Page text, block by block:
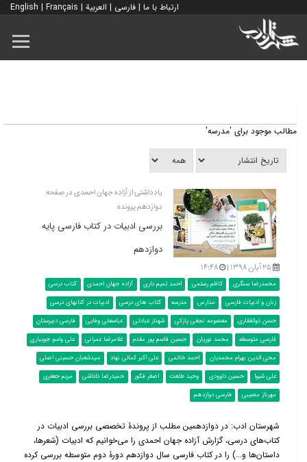
ارتباط با ما | فارسی | العربية |
English | Français
مطالب موجود برای 'مدرسه'
یادداشتی از آزاده جهان احمدی در صفحه
دوازدهم پرونده
بررسی ادبیات در کتاب فارسی پایه
دوازدهم
۲۵ آبان ۱۳۹۸ | ۱۴:۴۸
محمدرضا سنگری کاظم رستمی احمد تمیم داری آزاده جهان احمدی
کتاب درسی
زبان و ادبیات فارسی
مدارس مدرسه کتاب های درسی
ادبیات در کتابهای درسی
حسن ذوالفقاری
معصومه نجفی پازکی شهناز عبادتی عباسعلی وفایی
فارسی دبیرستان
فارسی متوسطه
محمد نوریان حسین قاسم پور مقدم غلامرضا عمرانی
علی واسو جویباری
محی الدین بهرام محمدیان
احمد خاتمی علی اکبر کمالی نهاد
سیدشعبان حسینی اصلی
علی شیوا
حسین داوودی وحید طلعت اصغر فکور حمیدرضا داداشی
مریم جعفری
مهرناز مصیبی
فارسی دوازدهم
شهرستان ادب: در دوازدهمین مطلب از پروندۀ تخصصی بررسی ادبیات در
کتاب‌‌های درسی، گزارش آزاده جهان احمدی را می‌خوانیم که ادبیات (شعرها،
داستان‌ها و...) را در کتاب فارسی سال دوازدهم دورۀ دوم متوسطه بررسی کرده